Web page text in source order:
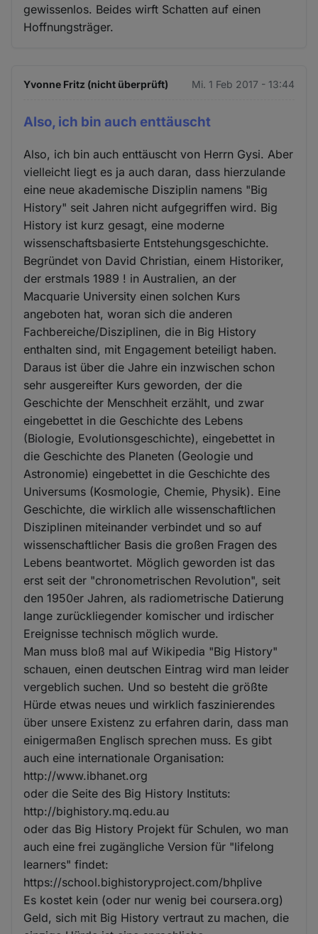
gewissenlos. Beides wirft Schatten auf einen
Hoffnungsträger.
Yvonne Fritz (nicht überprüft) Mi. 1 Feb 2017 - 13:44
Also, ich bin auch enttäuscht
Also, ich bin auch enttäuscht von Herrn Gysi. Aber
vielleicht liegt es ja auch daran, dass hierzulande
eine neue akademische Disziplin namens "Big
History" seit Jahren nicht aufgegriffen wird. Big
History ist kurz gesagt, eine moderne
wissenschaftsbasierte Entstehungsgeschichte.
Begründet von David Christian, einem Historiker,
der erstmals 1989 ! in Australien, an der
Macquarie University einen solchen Kurs
angeboten hat, woran sich die anderen
Fachbereiche/Disziplinen, die in Big History
enthalten sind, mit Engagement beteiligt haben.
Daraus ist über die Jahre ein inzwischen schon
sehr ausgereifter Kurs geworden, der die
Geschichte der Menschheit erzählt, und zwar
eingebettet in die Geschichte des Lebens
(Biologie, Evolutionsgeschichte), eingebettet in
die Geschichte des Planeten (Geologie und
Astronomie) eingebettet in die Geschichte des
Universums (Kosmologie, Chemie, Physik). Eine
Geschichte, die wirklich alle wissenschaftlichen
Disziplinen miteinander verbindet und so auf
wissenschaftlicher Basis die großen Fragen des
Lebens beantwortet. Möglich geworden ist das
erst seit der "chronometrischen Revolution", seit
den 1950er Jahren, als radiometrische Datierung
lange zurückliegender komischer und irdischer
Ereignisse technisch möglich wurde.
Man muss bloß mal auf Wikipedia "Big History"
schauen, einen deutschen Eintrag wird man leider
vergeblich suchen. Und so besteht die größte
Hürde etwas neues und wirklich faszinierendes
über unsere Existenz zu erfahren darin, dass man
einigermaßen Englisch sprechen muss. Es gibt
auch eine internationale Organisation:
http://www.ibhanet.org
oder die Seite des Big History Instituts:
http://bighistory.mq.edu.au
oder das Big History Projekt für Schulen, wo man
auch eine frei zugängliche Version für "lifelong
learners" findet:
https://school.bighistoryproject.com/bhplive
Es kostet kein (oder nur wenig bei coursera.org)
Geld, sich mit Big History vertraut zu machen, die